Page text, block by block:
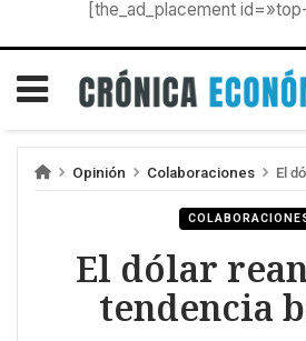
[the_ad_placement
Opinión Colaboraciones El
El dólar
tendencia